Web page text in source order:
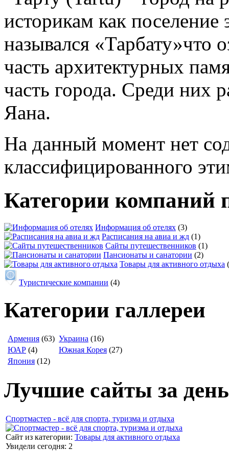
На данный момент нет
классифицированного
Категории компаний
Информация об отелях (3)
Расписания на авиа и жд (1)
Сайты путешественников (1)
Пансионаты и санатории (2)
Товары для активного отдыха
Туристические компании (4)
Категории галлереи
Армения (63) Украина (16)
ЮАР (4) Южная Корея (27)
Япония (12)
Лучшие сайты за день
Спортмастер - всё для спорта, туризма и отдыха
Сайт из категории: Товары для активного отдыха
Увидели сегодня: 2